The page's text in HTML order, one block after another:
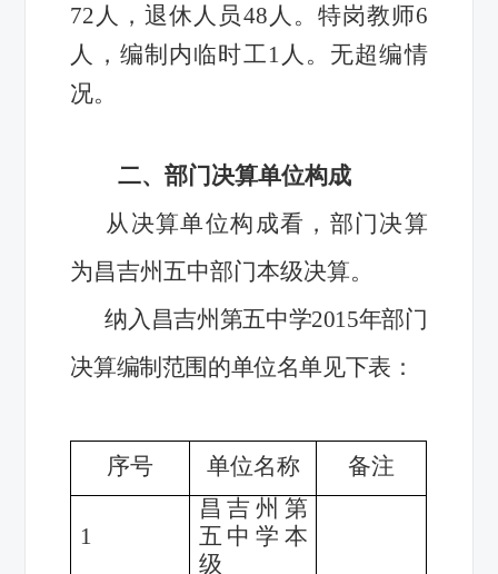
72人，退休人员48人。特岗教师6
人，编制内临时工1人。无超编情
况。
二、部门决算单位构成
从决算单位构成看，部门决算
为昌吉州五中部门本级决算。
纳入昌吉州第五中学2015年部门
决算编制范围的单位名单见下表：
序号 单位名称 备注
1
昌吉州第
五中学本
级